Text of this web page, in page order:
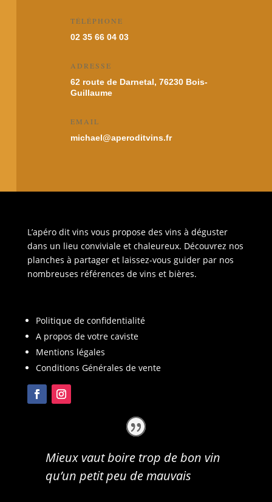
TÉLÉPHONE
02 35 66 04 03
ADRESSE
62 route de Darnetal, 76230 Bois-
Guillaume
EMAIL
michael@aperoditvins.fr
L’apéro dit vins vous propose des vins à déguster
dans un lieu conviviale et chaleureux. Découvrez nos
planches à partager et laissez-vous guider par nos
nombreuses références de vins et bières.
Politique de confidentialité
A propos de votre caviste
Mentions légales
Conditions Générales de vente
Mieux vaut boire trop de bon vin
qu’un petit peu de mauvais